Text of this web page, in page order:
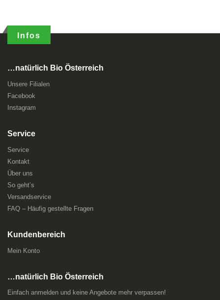
Infos
…natürlich Bio Österreich
Unsere Filialen
Facebook
Instagram
Service
Service
Kontakt
Über uns
So geht’s
Versandservice
FAQ – Häufig gestellte Fragen
Kundenbereich
Mein Konto
…natürlich Bio Österreich
Einfach anmelden und keine Angebote mehr verpassen!